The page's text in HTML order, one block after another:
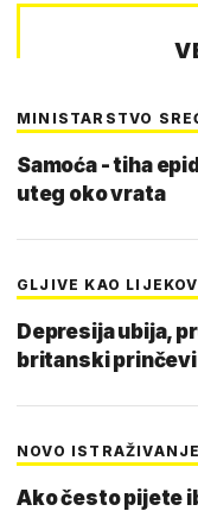
MINISTARSTVO
Samoća - tiha
uteg oko vrata
GLJIVE KAO
Depresija ubija,
britanski prinčevi
NOVO ISTRAŽIVANJE
Ako često pijete